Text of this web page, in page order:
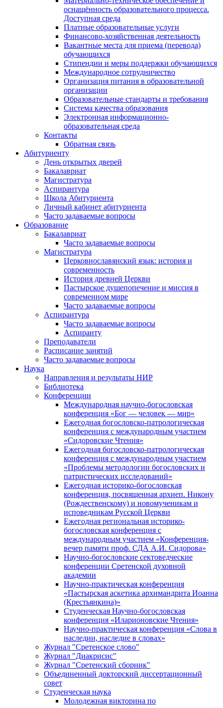
оснащённость образовательного процесса.
Доступная среда
Платные образовательные услуги
Финансово-хозяйственная деятельность
Вакантные места для приема (перевода)
обучающихся
Стипендии и меры поддержки обучающихся
Международное сотрудничество
Организация питания в образовательной
организации
Образовательные стандарты и требования
Система качества образования
Электронная информационно-
образовательная среда
Контакты
Обратная связь
Абитуриенту
День открытых дверей
Бакалавриат
Магистратура
Аспирантура
Школа Абитуриента
Личный кабинет абитуриента
Часто задаваемые вопросы
Образование
Бакалавриат
Часто задаваемые вопросы
Магистратура
Церковнославянский язык: история и
современность
История древней Церкви
Пастырское душепопечение и миссия в
современном мире
Часто задаваемые вопросы
Аспирантура
Часто задаваемые вопросы
Аспиранту
Преподаватели
Расписание занятий
Часто задаваемые вопросы
Наука
Направления и результаты НИР
Библиотека
Конференции
Международная научно-богословская
конференция «Бог — человек — мир»
Ежегодная богословско-патрологическая
конференция с международным участием
«Сидоровские Чтения»
Ежегодная богословско-патрологическая
конференция с международным участием
«Проблемы методологии богословских и
патристических исследований»
Ежегодная историко-богословская
конференция, посвященная архиеп. Никону
(Рождественскому) и новомученикам и
исповедникам Русской Церкви
Ежегодная региональная историко-
богословская конференция с
международным участием «Конференция-
вечер памяти проф. СДА А.И. Сидорова»
Научно-богословские сектоведческие
конференции Сретенской духовной
академии
Научно-практическая конференция
«Пастырская аскетика архимандрита Иоанна
(Крестьянкина)»
Студенческая Научно-богословская
конференция «Иларионовские Чтения»
Научно-практическая конференция «Cлова в
наследии, наследие в словах»
Журнал "Сретенское слово"
Журнал "Диакрисис"
Журнал "Сретенский сборник"
Объединенный докторский диссертационный
совет
Студенческая наука
Молодежная викторина по